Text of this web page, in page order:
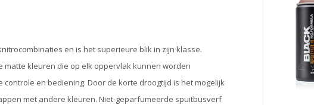
en is het superieure blik in zijn klasse.
matte kleuren die op elk oppervlak kunnen worden
en bediening. Door de korte droogtijd is het mogelijk
met andere kleuren. Niet-geparfumeerde spuitbusverf